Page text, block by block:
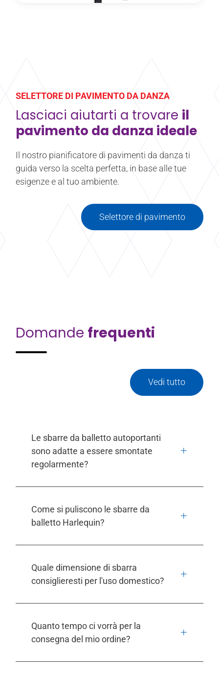
Saperne di più
Di Fissaggi murali
SELETTORE DI PAVIMENTO DA DANZA
Lasciaci aiutarti a trovare il
pavimento da danza ideale
Il nostro pianificatore di pavimenti da danza ti
guida verso la scelta perfetta, in base alle tue
esigenze e al tuo ambiente.
Selettore di pavimento
Domande frequenti
Vedi tutto
Le sbarre da balletto autoportanti
sono adatte a essere smontate
regolarmente?
Come si puliscono le sbarre da
balletto Harlequin?
Quale dimensione di sbarra
consiglieresti per l'uso domestico?
Quanto tempo ci vorrà per la
consegna del mio ordine?